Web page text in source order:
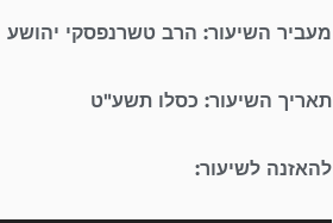
מעביר השיעור: הרב טשרנפסקי יהושע
תאריך השיעור: כסלו תשע"ט
להאזנה לשיעור: